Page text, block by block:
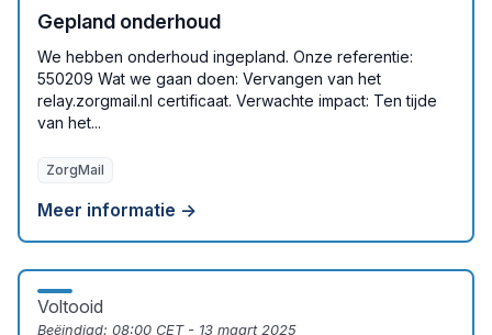
Gepland onderhoud
We hebben onderhoud ingepland. Onze referentie:
550209 Wat we gaan doen: Vervangen van het
relay.zorgmail.nl certificaat. Verwachte impact: Ten tijde
van het...
ZorgMail
Meer informatie →
Voltooid
Beëindigd: 08:00 CET - 13 maart 2025